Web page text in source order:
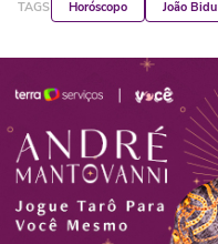
TAGS Horóscopo João Bidu